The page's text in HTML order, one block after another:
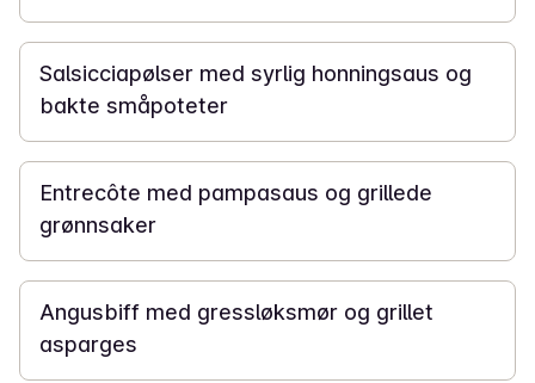
20 min
Salsicciapølser med syrlig honningsaus og
bakte småpoteter
30 min
Entrecôte med pampasaus og grillede
grønnsaker
20 min
Angusbiff med gressløksmør og grillet
asparges